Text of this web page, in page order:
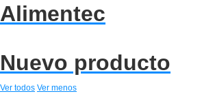
Alimentec
Nuevo producto
Ver todos Ver menos